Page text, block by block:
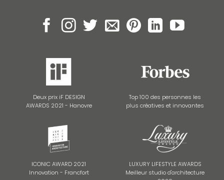
Deux prix iF DESIGN
AWARDS 2021 - Hanovre
Top 100 des personnes les
plus créatives et innovantes
ICONIC AWARD 2021
Innovation - Francfort
LUXURY LIFESTYLE AWARDS
Meilleur studio d'architecture